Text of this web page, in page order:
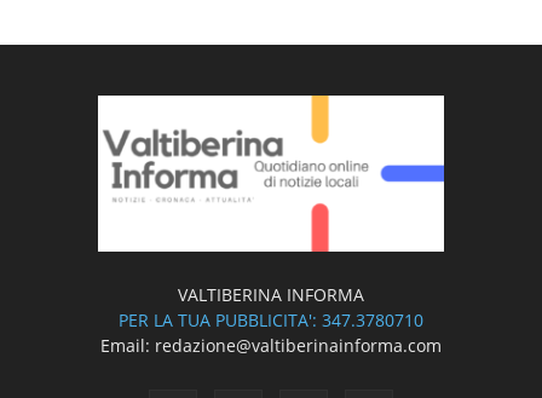
VALTIBERINA INFORMA
PER LA TUA PUBBLICITA': 347.3780710
Email: redazione@valtiberinainforma.com